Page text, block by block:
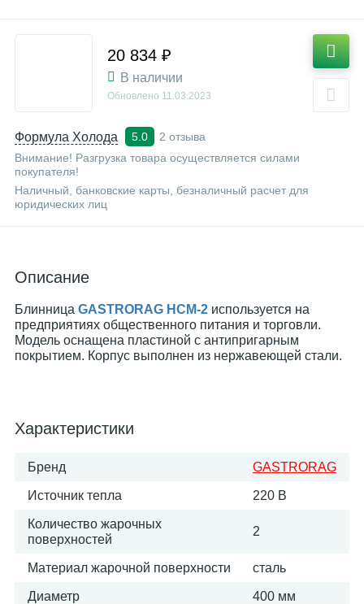
Формула Холода 5.0
2 отзыва
Внимание! Разгрузка товара осуществляется силами
покупателя!
Наличный, банковские карты, безналичный расчет для
юридических лиц
20 834 ₽
В наличии
Обновлено 11.03.2023
Описание
Блинница GASTRORAG HCM-2 используется на
предприятиях общественного питания и торговли.
Модель оснащена пластиной с антипригарным
покрытием. Корпус выполнен из нержавеющей стали.
Характеристики
Бренд GASTRORAG
Источник тепла 220 В
Количество жарочных
поверхностей
2
Материал жарочной поверхности сталь
Диаметр 400 мм